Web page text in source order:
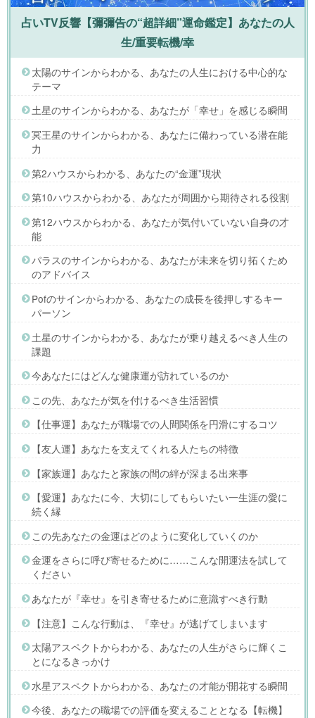
占いTV反響【彌彌告の“超詳細”運命鑑定】あなたの人
生/重要転機/幸
太陽のサインからわかる、あなたの人生における中心的な
テーマ
土星のサインからわかる、あなたが「幸せ」を感じる瞬間
冥王星のサインからわかる、あなたに備わっている潜在能
力
第2ハウスからわかる、あなたの“金運”現状
第10ハウスからわかる、あなたが周囲から期待される役割
第12ハウスからわかる、あなたが気付いていない自身の才
能
パラスのサインからわかる、あなたが未来を切り拓くため
のアドバイス
Pofのサインからわかる、あなたの成長を後押しするキー
パーソン
土星のサインからわかる、あなたが乗り越えるべき人生の
課題
今あなたにはどんな健康運が訪れているのか
この先、あなたが気を付けるべき生活習慣
【仕事運】あなたが職場での人間関係を円滑にするコツ
【友人運】あなたを支えてくれる人たちの特徴
【家族運】あなたと家族の間の絆が深まる出来事
【愛運】あなたに今、大切にしてもらいたい一生涯の愛に
続く縁
この先あなたの金運はどのように変化していくのか
金運をさらに呼び寄せるために……こんな開運法を試して
ください
あなたが『幸せ』を引き寄せるために意識すべき行動
【注意】こんな行動は、『幸せ』が逃げてしまいます
太陽アスペクトからわかる、あなたの人生がさらに輝くこ
とになるきっかけ
水星アスペクトからわかる、あなたの才能が開花する瞬間
今後、あなたの職場での評価を変えることとなる【転機】